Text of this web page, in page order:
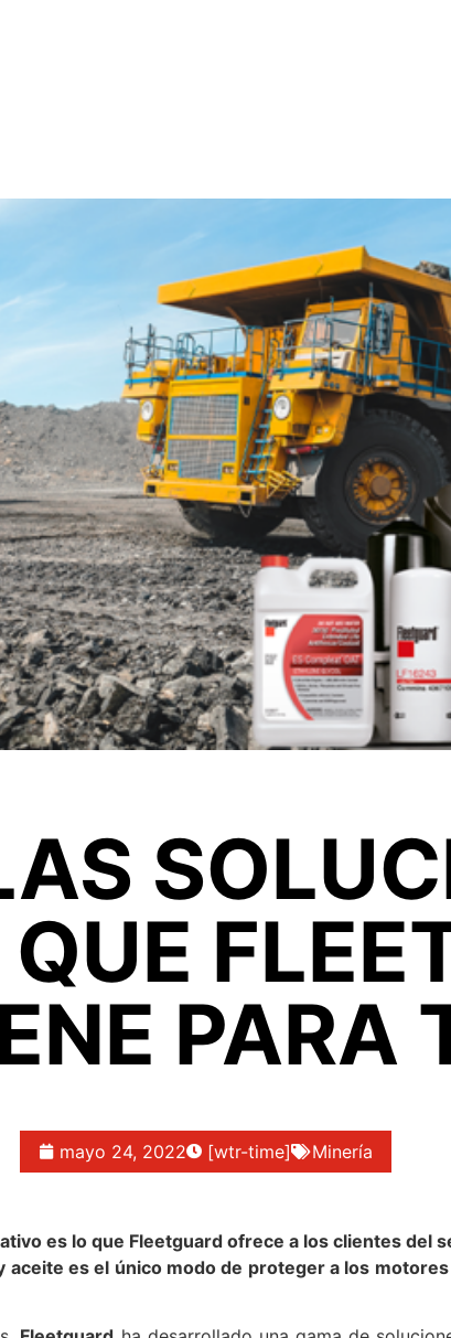
PARA
mayo 24, 2022 [wtr-time] Minería
es lo que Fleetguard ofrece a los clientes del
es el único modo de proteger a los